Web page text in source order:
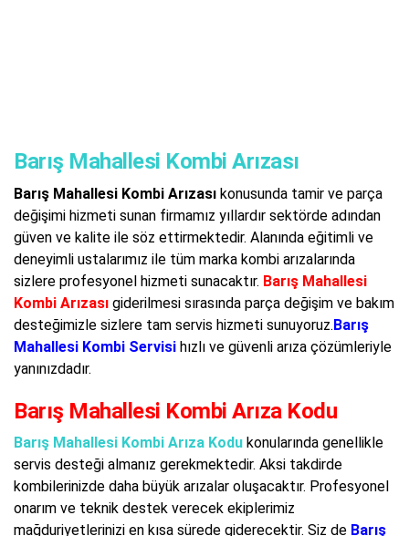
Barış Mahallesi Kombi Arızası
Barış Mahallesi Kombi Arızası konusunda tamir ve parça
değişimi hizmeti sunan firmamız yıllardır sektörde adından
güven ve kalite ile söz ettirmektedir. Alanında eğitimli ve
deneyimli ustalarımız ile tüm marka kombi arızalarında
sizlere profesyonel hizmeti sunacaktır. Barış Mahallesi
Kombi Arızası giderilmesi sırasında parça değişim ve bakım
desteğimizle sizlere tam servis hizmeti sunuyoruz.Barış
Mahallesi Kombi Servisi hızlı ve güvenli arıza çözümleriyle
yanınızdadır.
Barış Mahallesi Kombi Arıza Kodu
Barış Mahallesi Kombi Arıza Kodu konularında genellikle
servis desteği almanız gerekmektedir. Aksi takdirde
kombilerinizde daha büyük arızalar oluşacaktır. Profesyonel
onarım ve teknik destek verecek ekiplerimiz
mağduriyetlerinizi en kısa sürede giderecektir. Siz de Barış